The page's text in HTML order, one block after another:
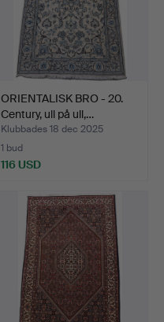
ORIENTALISK BRO - 20.
Century, ull på ull,…
Klubbades 18 dec 2025
1 bud
116 USD